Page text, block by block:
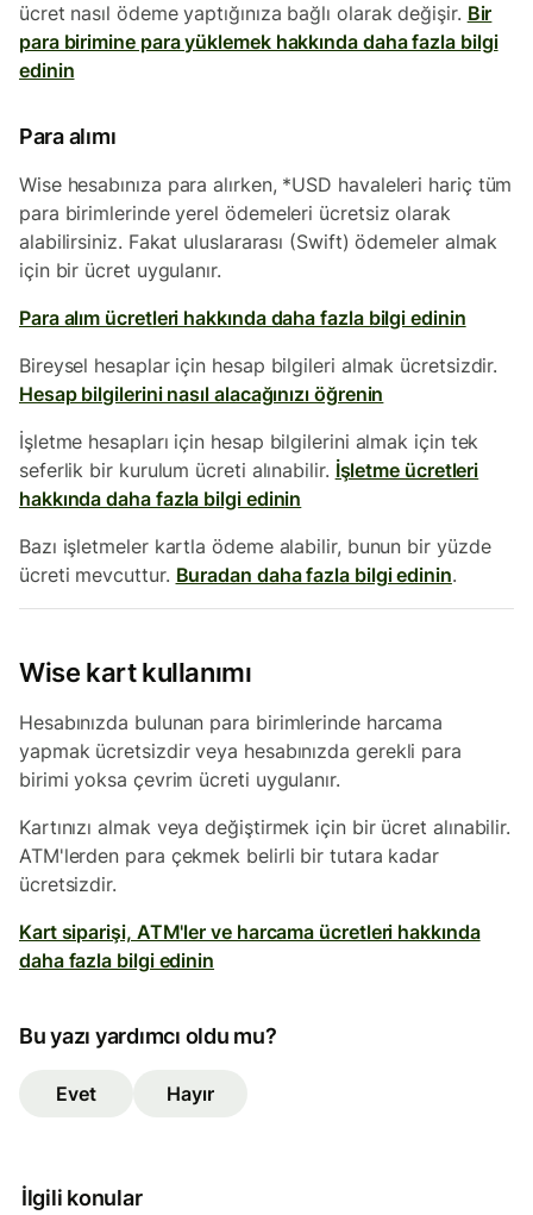
ücret nasıl ödeme yaptığınıza bağlı olarak değişir. Bir
para birimine para yüklemek hakkında daha fazla bilgi
edinin
Para alımı
Wise hesabınıza para alırken, *USD havaleleri hariç tüm
para birimlerinde yerel ödemeleri ücretsiz olarak
alabilirsiniz. Fakat uluslararası (Swift) ödemeler almak
için bir ücret uygulanır.
Para alım ücretleri hakkında daha fazla bilgi edinin
Bireysel hesaplar için hesap bilgileri almak ücretsizdir.
Hesap bilgilerini nasıl alacağınızı öğrenin
İşletme hesapları için hesap bilgilerini almak için tek
seferlik bir kurulum ücreti alınabilir. İşletme ücretleri
hakkında daha fazla bilgi edinin
Bazı işletmeler kartla ödeme alabilir, bunun bir yüzde
ücreti mevcuttur. Buradan daha fazla bilgi edinin.
Wise kart kullanımı
Hesabınızda bulunan para birimlerinde harcama
yapmak ücretsizdir veya hesabınızda gerekli para
birimi yoksa çevrim ücreti uygulanır.
Kartınızı almak veya değiştirmek için bir ücret alınabilir.
ATM'lerden para çekmek belirli bir tutara kadar
ücretsizdir.
Kart siparişi, ATM'ler ve harcama ücretleri hakkında
daha fazla bilgi edinin
Bu yazı yardımcı oldu mu?
Evet Hayır
İlgili konular